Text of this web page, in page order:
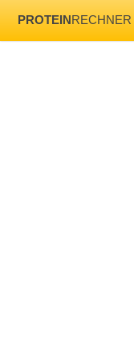
PROTEIN RECHNER